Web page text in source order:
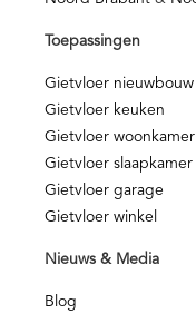
Toepassingen
Gietvloer nieuwbouw
Gietvloer keuken
Gietvloer woonkamer
Gietvloer slaapkamer
Gietvloer garage
Gietvloer winkel
Nieuws & Media
Blog